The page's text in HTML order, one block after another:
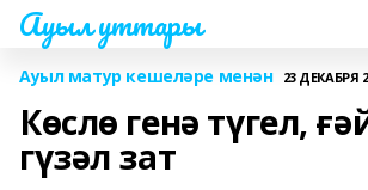
Ауыл уттары
Ауыл матур кешеләре менән 23 ДЕКАБРЯ
Көслө генә түгел,
гүзәл зат